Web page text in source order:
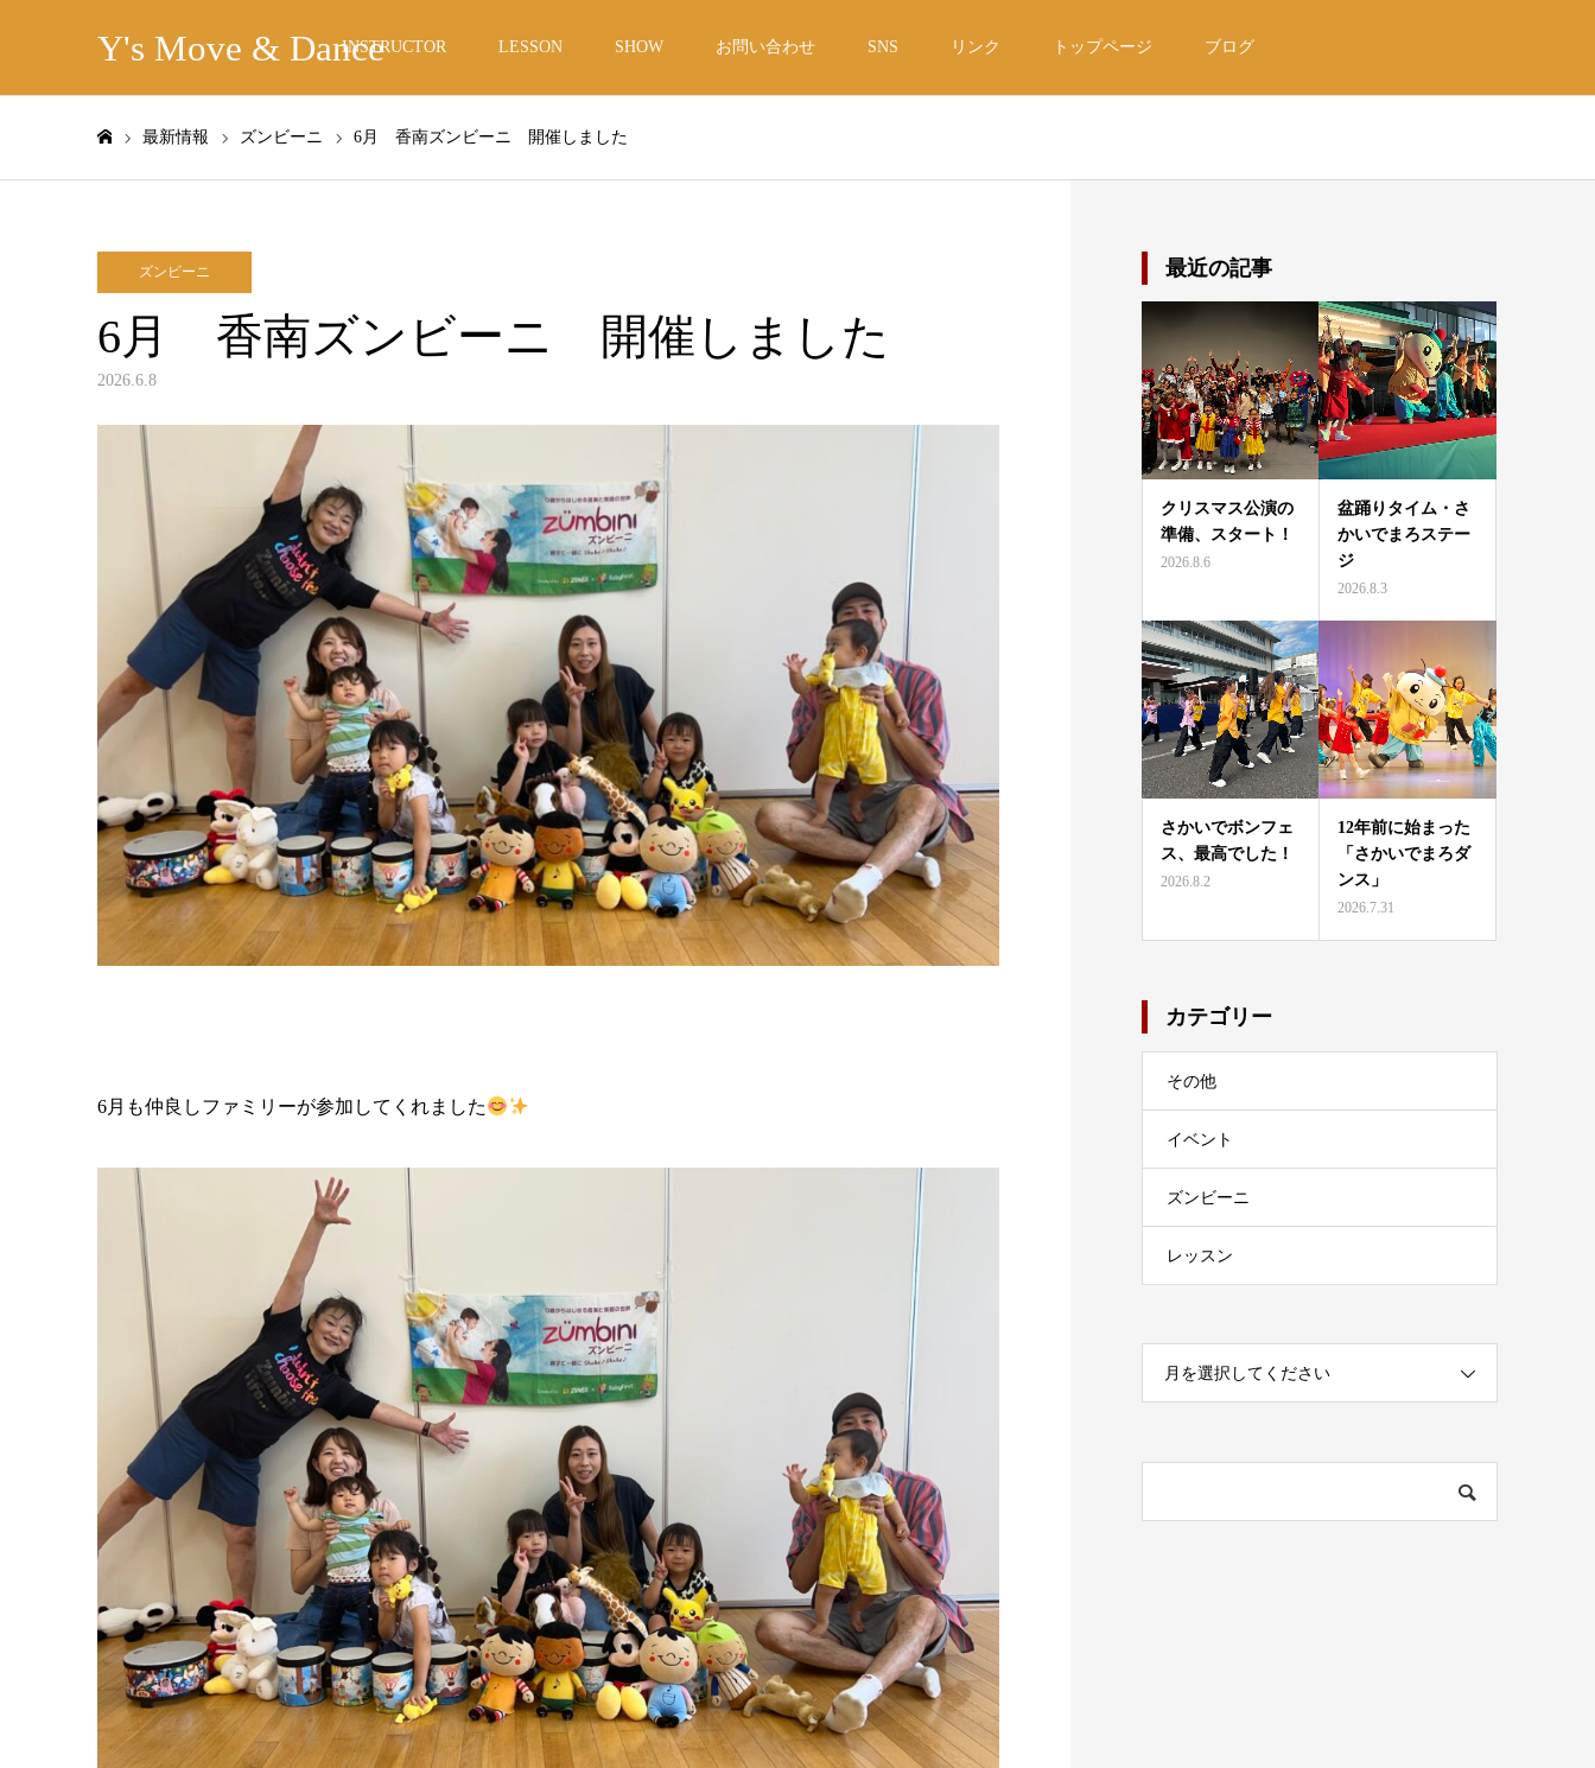
Y's Move & DanceINSTRUCTOR LESSON SHOW お問い合わせ SNS リンク トップページ ブログ
最新情報 ズンビーニ 6月 香南ズンビーニ 開催しました
ズンビーニ
6月 香南ズンビーニ 開催しました
2026.6.8
6月も仲良しファミリーが参加してくれました
最近の記事
クリスマス公演の
準備、スタート！
2026.8.6
盆踊りタイム・さ
かいでまろステー
ジ
2026.8.3
さかいでボンフェ
ス、最高でした！
2026.8.2
12年前に始まった
「さかいでまろダ
ンス」
2026.7.31
カテゴリー
その他
イベント
ズンビーニ
レッスン
月を選択してください